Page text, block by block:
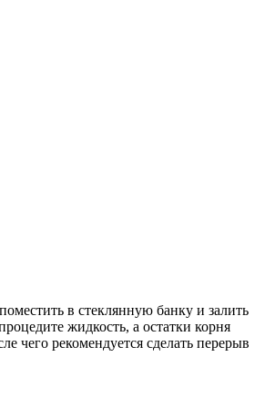
в стеклянную банку и залить
жидкость, а остатки корня
чего рекомендуется сделать перерыв